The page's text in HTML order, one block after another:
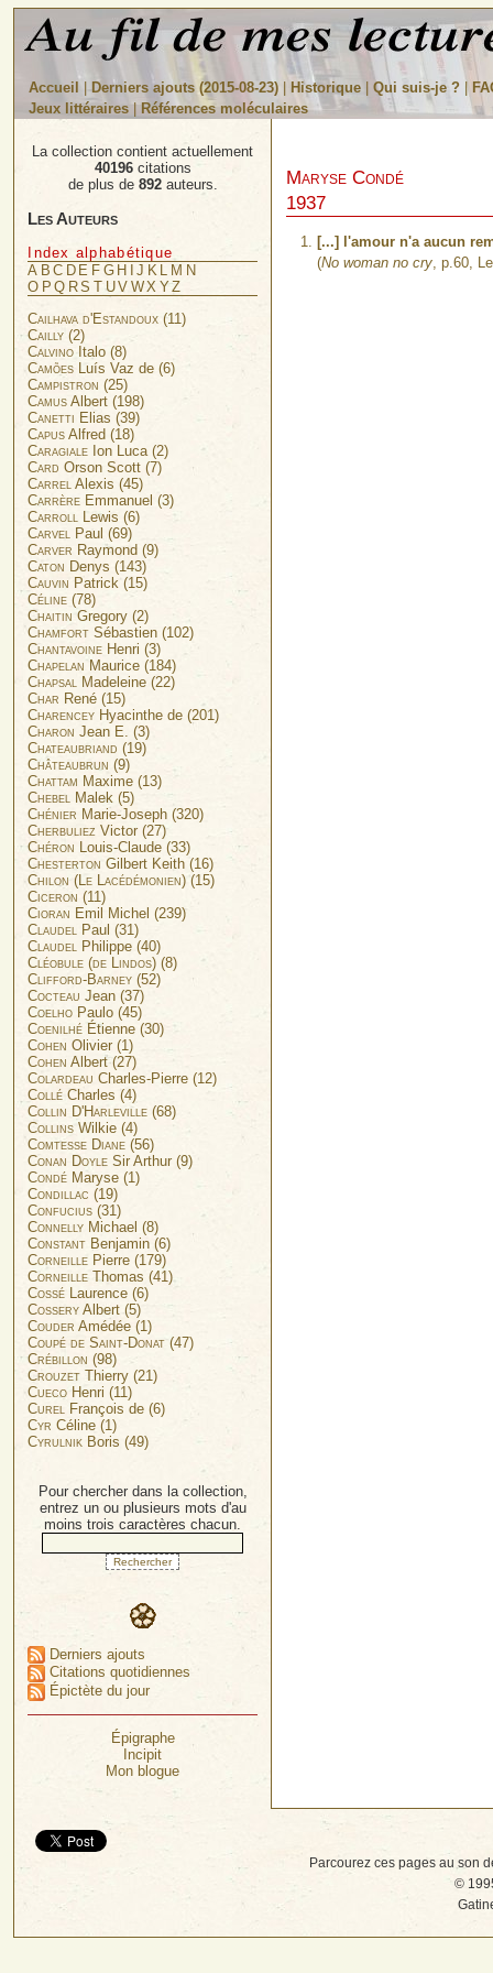
Accueil | Derniers ajouts (2015-08-23) | Historique| Qui suis-je ? |
Jeux littéraires| Références moléculaires
Maryse Condé
1937
[...] l'amour n'a aucun
(No woman no cry, p.60,
La collection contient actuellement
40196citations
de plus de 892auteurs.
Les Auteurs
Index alphabétique
A BC D E F G H IJ K L M N
O PQ RST UV WX YZ
Cailhava d'Estandoux (11)
Cailly (2)
CalvinoItalo (8)
Camões Luís Vaz de (6)
Campistron (25)
Camus Albert (198)
Canetti Elias (39)
Capus Alfred (18)
Caragiale Ion Luca (2)
Card Orson Scott (7)
Carrel Alexis (45)
Carrère Emmanuel (3)
Carroll
Lewis (6)
Carvel Paul (69)
Carver Raymond (9)
Caton Denys (143)
Cauvin Patrick (15)
Céline (78)
Chaitin Gregory (2)
Chamfort Sébastien (102)
Chantavoine Henri (3)
Chapelan Maurice (184)
Chapsal Madeleine (22)
Char René (15)
Charencey Hyacinthe de (201)
Charon Jean E. (3)
Chateaubriand (19)
Châteaubrun (9)
Chattam Maxime (13)
Chebel Malek (5)
Chénier Marie-Joseph (320)
Cherbuliez Victor (27)
Chéron Louis-Claude (33)
Chesterton Gilbert Keith (16)
Chilon (Le Lacédémonien) (15)
Ciceron (11)
Cioran Emil Michel (239)
Claudel Paul (31)
Claudel Philippe (40)
Cléobule (de Lindos) (8)
Clifford-Barney (52)
Cocteau Jean (37)
Coelho Paulo (45)
Coenilhé Étienne (30)
Cohen Olivier (1)
Cohen Albert (27)
Colardeau Charles-Pierre (12)
Collé Charles (4)
Collin D'Harleville (68)
Collins Wilkie (4)
Comtesse Diane (56)
Conan Doyle Sir Arthur (9)
Condé Maryse (1)
Condillac (19)
Confucius (31)
Connelly Michael (8)
Constant Benjamin (6)
Corneille Pierre (179)
Corneille Thomas (41)
Cossé Laurence (6)
Cossery Albert (5)
Couder Amédée (1)
Coupé de Saint-Donat (47)
Crébillon (98)
Crouzet Thierry (21)
Cueco Henri (11)
Curel François de (6)
Cyr Céline (1)
Cyrulnik Boris (49)
Pour chercher dans la collection,
entrez un ou plusieurs mots d'au
moins trois caractères chacun.
Derniers ajouts
Citations quotidiennes
Épictète du jour
Épigraphe
Incipit
Mon blogue
Parcourez ces pages au son
©